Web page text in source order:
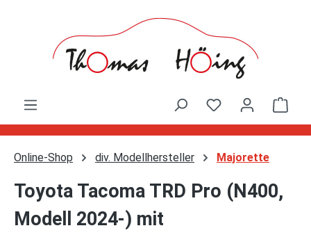
Online-Shop div. Modellhersteller Majorette
Toyota Tacoma TRD Pro (N400,
Modell 2024-) mit